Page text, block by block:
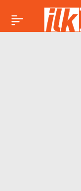
Özgür Özel ekibi